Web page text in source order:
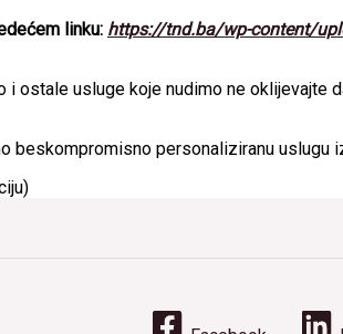
linku: https://tnd.ba/wp-content/
ostale usluge koje nudimo ne oklijevajte
beskompromisno personaliziranu uslugu